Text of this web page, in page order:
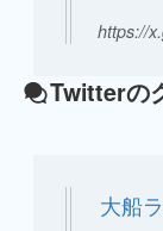
https://
Twitterの
大船